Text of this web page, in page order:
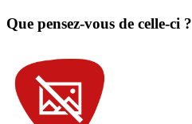
Que pensez-vous de celle-ci ?